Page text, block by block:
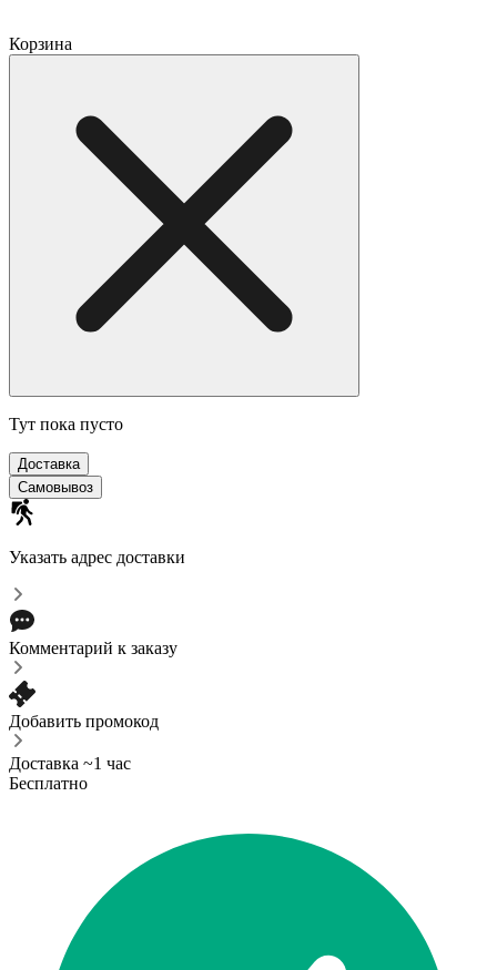
Корзина
Тут пока пусто
Доставка
Самовывоз
Указать адрес доставки
Комментарий к заказу
Добавить промокод
Доставка ~1 час
Бесплатно